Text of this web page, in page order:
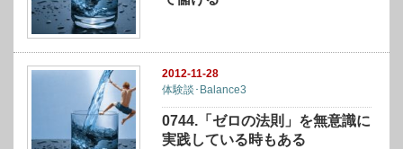
2012-11-28
体験談･Balance3
0744.「ゼロの法則」を無意識に
実践している時もある